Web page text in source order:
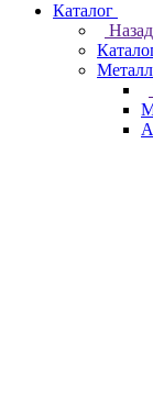
Каталог
Назад